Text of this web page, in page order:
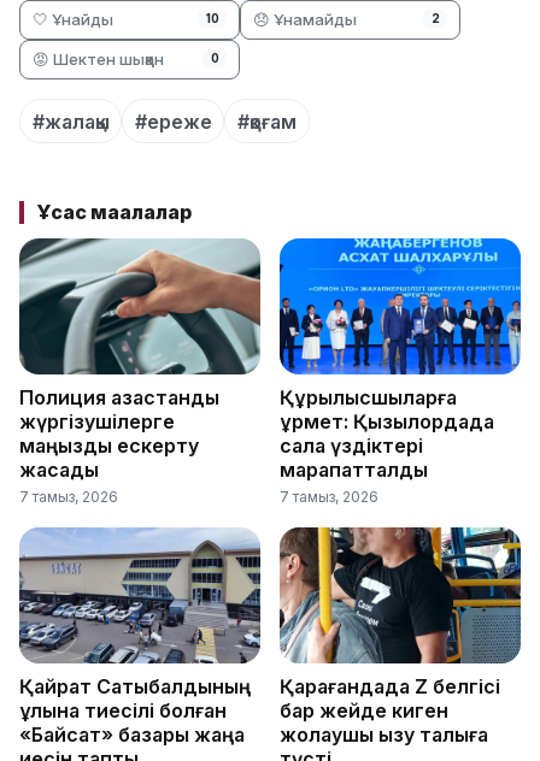
🤍 Ұнайды 10 😞 Ұнамайды 2
😡 Шектен шыққан 0
#жалақы #ереже #қоғам
Ұқсас мақалалар
Полиция қазақстандық
жүргізушілерге
маңызды ескерту
жасады
7 тамыз, 2026
Құрылысшыларға
құрмет: Қызылордада
сала үздіктері
марапатталды
7 тамыз, 2026
Қайрат Сатыбалдының
ұлына тиесілі болған
«Байсат» базары жаңа
Қарағандада Z белгісі
бар жейде киген
жолаушы қызу талқыға